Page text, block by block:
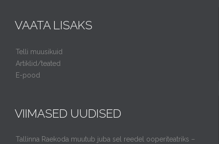
VAATA LISAKS
Telli muusikuid
Artiklid/teated
E-pood
VIIMASED UUDISED
Tallinna Raekoda muutub juba sel reedel ooperiteatriks –